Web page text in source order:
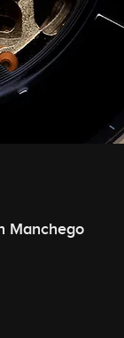
Manchego